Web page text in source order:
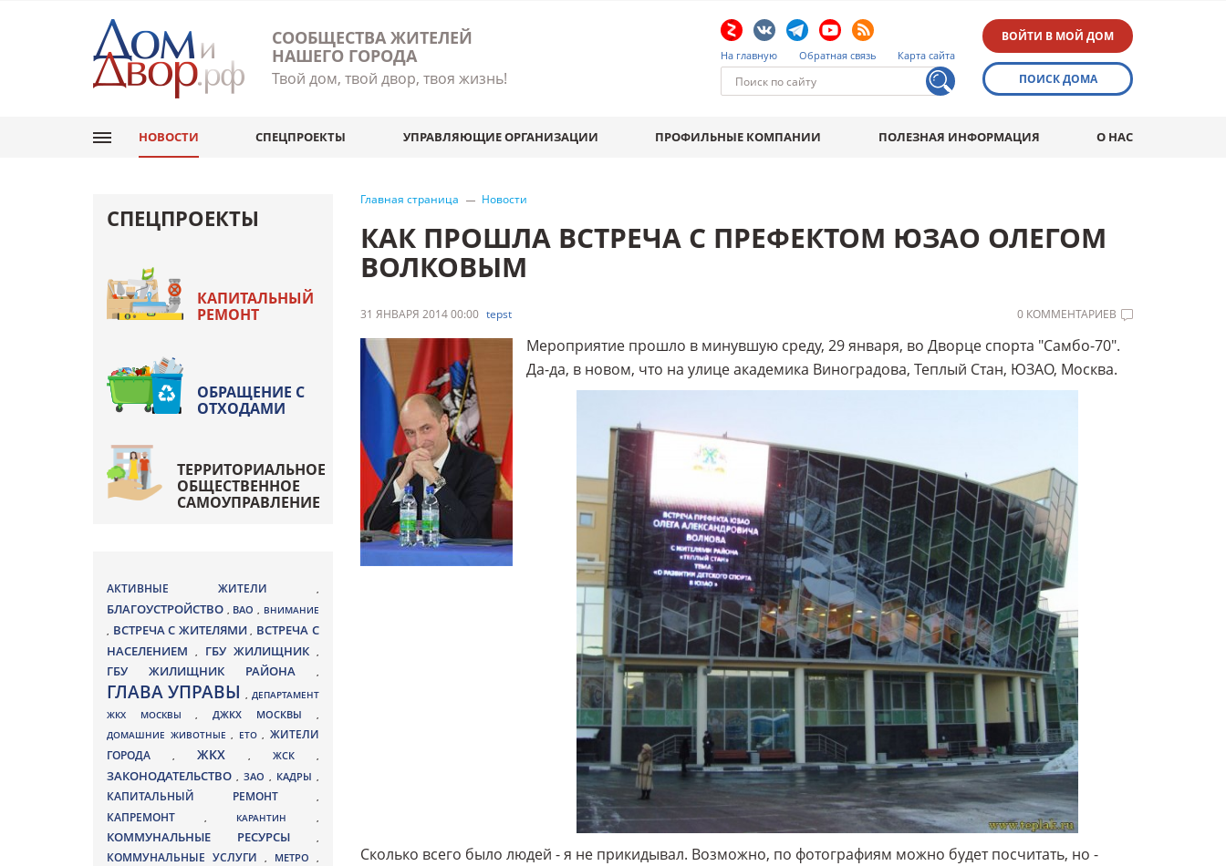
СООБЩЕСТВА ЖИТЕЛЕЙ
НАШЕГО ГОРОДА
Твой дом, твой двор, твоя жизнь!
На главную Обратная связь Карта сайта
ВОЙТИ В МОЙ ДОМ
ПОИСК ДОМА
НОВОСТИ СПЕЦПРОЕКТЫ УПРАВЛЯЮЩИЕ ОРГАНИЗАЦИИ ПРОФИЛЬНЫЕ КОМПАНИИ ПОЛЕЗНАЯ ИНФОРМАЦИЯ О НАС
Главная страница Новости
КАК ПРОШЛА ВСТРЕЧА С ПРЕФЕКТОМ ЮЗАО ОЛЕГОМ
ВОЛКОВЫМ
31 ЯНВАРЯ 2014 00:00 tepst 0 КОММЕНТАРИЕВ
Мероприятие прошло в минувшую среду, 29 января, во Дворце спорта "Самбо-70".
Да-да, в новом, что на улице академика Виноградова, Теплый Стан, ЮЗАО, Москва.
Сколько всего было людей - я не прикидывал. Возможно, по фотографиям можно будет посчитать, но -
СПЕЦПРОЕКТЫ
КАПИТАЛЬНЫЙ
РЕМОНТ
ОБРАЩЕНИЕ С
ОТХОДАМИ
ТЕРРИТОРИАЛЬНОЕ
ОБЩЕСТВЕННОЕ
САМОУПРАВЛЕНИЕ
АКТИВНЫЕ ЖИТЕЛИ ,
БЛАГОУСТРОЙСТВО , ВАО , ВНИМАНИЕ
, ВСТРЕЧА С ЖИТЕЛЯМИ, ВСТРЕЧА С
НАСЕЛЕНИЕМ
, ГБУ ЖИЛИЩНИК ,
ГБУ ЖИЛИЩНИК РАЙОНА ,
ГЛАВА УПРАВЫ, ДЕПАРТАМЕНТ
ЖКХ МОСКВЫ,ДЖКХ МОСКВЫ ,
ДОМАШНИЕ ЖИВОТНЫЕ , ЕТО , ЖИТЕЛИ
ГОРОДА
, ЖКХ , ЖСК ,
ЗАКОНОДАТЕЛЬСТВО , ЗАО , КАДРЫ ,
КАПИТАЛЬНЫЙ РЕМОНТ ,
КАПРЕМОНТ , КАРАНТИН ,
КОММУНАЛЬНЫЕ РЕСУРСЫ ,
КОММУНАЛЬНЫЕ УСЛУГИ , МЕТРО ,